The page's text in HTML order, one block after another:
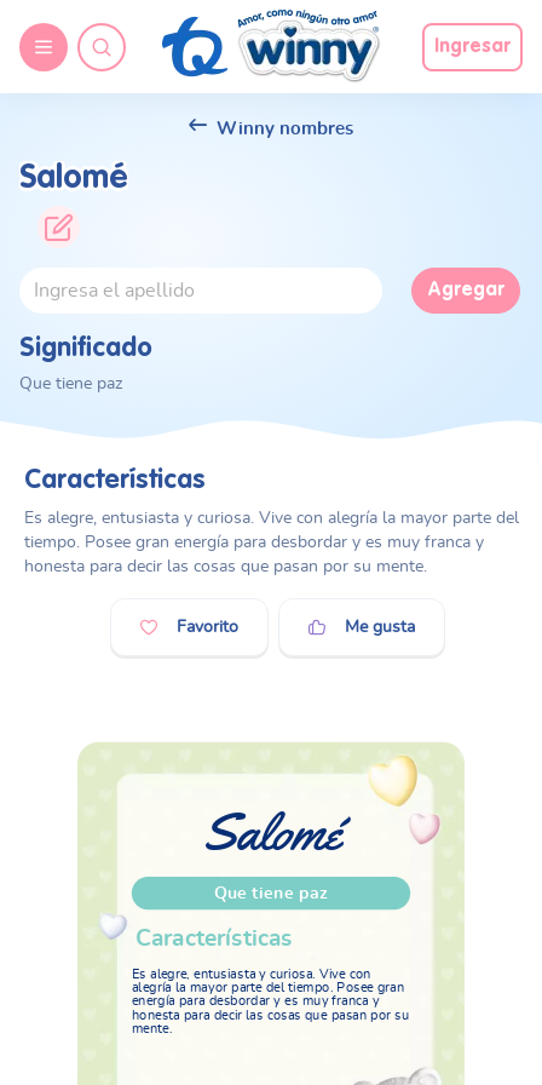
Ingresar
Winny nombres
Salomé
Agregar
Significado
Que tiene paz
Características
Es alegre, entusiasta y curiosa. Vive con alegría la mayor parte del
tiempo. Posee gran energía para desbordar y es muy franca y
honesta para decir las cosas que pasan por su mente.
Favorito Me gusta
Salomé
Que tiene paz
Características
Es alegre, entusiasta y curiosa. Vive con
alegría la mayor parte del tiempo. Posee gran
energía para desbordar y es muy franca y
honesta para decir las cosas que pasan por su
mente.